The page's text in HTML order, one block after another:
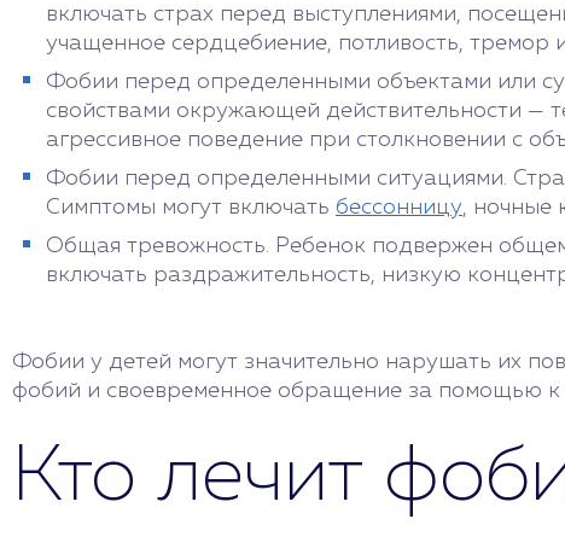
включать страх перед выступлениями,
учащенное сердцебиение, потливость, тремор
Фобии перед определенными объектами или
свойствами окружающей действительности —
агрессивное поведение при столкновении с
Фобии перед определенными ситуациями.
Симптомы могут включать бессонницу, ночные
Общая тревожность. Ребенок подвержен
включать раздражительность, низкую
Фобии у детей могут значительно нарушать их
фобий и своевременное обращение за помощью к
Кто лечит